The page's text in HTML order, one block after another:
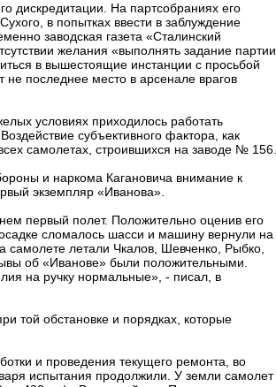
дискредитации. На партсобраниях его
в попытках ввести в заблуждение
заводская газета «Сталинский
желания «выполнять задание партии
в вышестоящие инстанции с просьбой
не последнее место в арсенале врагов
условиях приходилось работать
субъективного фактора, как
самолетах, строившихся на заводе № 156.
и наркома Кагановича внимание к
экземпляр «Иванова».
первый полет. Положительно оценив его
сломалось шасси и машину вернули на
самолете летали Чкалов, Шевченко, Рыбко,
об «Иванове» были положительными.
на ручку нормальные», - писал, в
той обстановке и порядках, которые
и проведения текущего ремонта, во
испытания продолжили. У земли самолет